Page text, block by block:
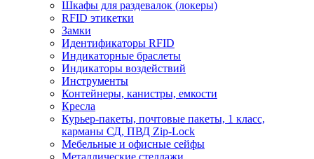
Шкафы для раздевалок (локеры)
RFID этикетки
Замки
Идентификаторы RFID
Индикаторные браслеты
Индикаторы воздействий
Инструменты
Контейнеры, канистры, емкости
Кресла
Курьер-пакеты, почтовые пакеты, 1 класс,
карманы СД, ПВД Zip-Lock
Мебельные и офисные сейфы